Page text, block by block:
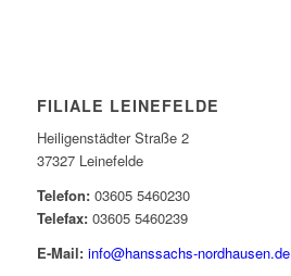
FILIALE LEINEFELDE
Heiligenstädter Straße 2
37327 Leinefelde
Telefon:03605 5460230
Telefax:03605 5460239
E-Mail: info@hanssachs-nordhausen.de